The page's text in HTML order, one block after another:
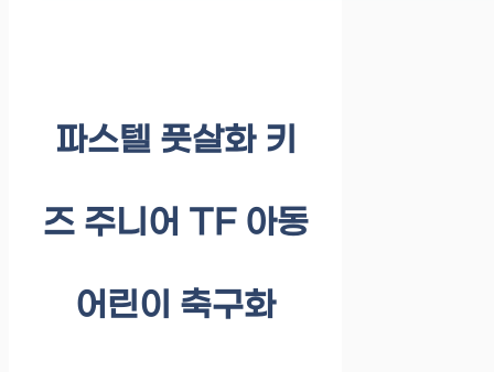
파스텔 풋살화 키
즈 주니어 TF 아동
어린이 축구화